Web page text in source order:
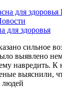
для здоровья
сильное
выявлено
навредить. К
выяснили,
людей